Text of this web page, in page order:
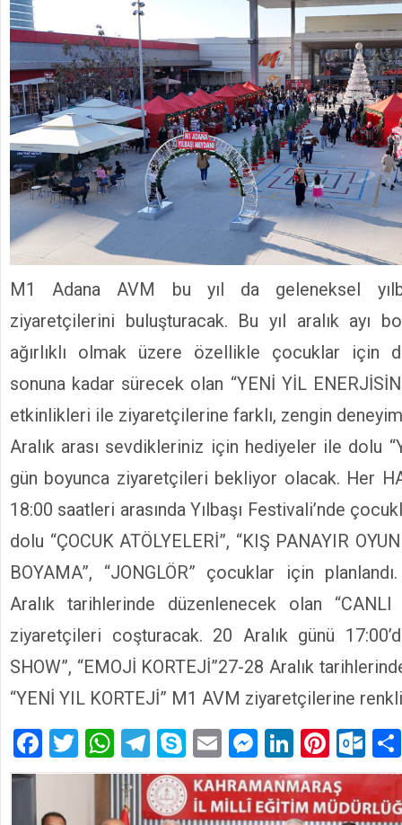
M1 Adana AVM bu yıl da geleneksel
ziyaretçilerini buluşturacak. Bu yıl aralık ayı
ağırlıklı olmak üzere özellikle çocuklar için
sonuna kadar sürecek olan “YENİ YİL
etkinlikleri ile ziyaretçilerine farklı, zengin
Aralık arası sevdikleriniz için hediyeler ile dolu
gün boyunca ziyaretçileri bekliyor olacak. Her
18:00 saatleri arasında Yılbaşı Festivali’nde
dolu “ÇOCUK ATÖLYELERİ”, “KIŞ PANAYIR
BOYAMA”, “JONGLÖR” çocuklar için
Aralık tarihlerinde düzenlenecek olan
ziyaretçileri coşturacak. 20 Aralık günü
SHOW”, “EMOJİ KORTEJİ”27-28 Aralık
“YENİ YIL KORTEJİ” M1 AVM ziyaretçilerine
Facebook
Twitter
WhatsApp
Telegram
SkypeEmailMessenger
LinkedIn